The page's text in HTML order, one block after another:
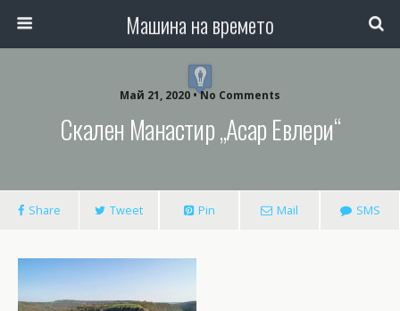
Машина на времето
Май 21, 2020 • No Comments
Скален Манастир „Асар Евлери“
Share Tweet Pin Mail SMS